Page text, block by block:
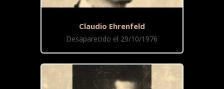
Claudio Ehrenfeld
Desaparecido el 29/10/1976